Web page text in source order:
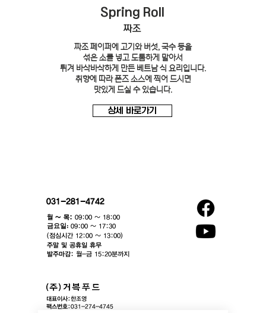
Spring Roll
짜조
짜조 페이퍼에 고기와 버섯, 국수 등을
섞은 소를 넣고 도톰하게 말아서
튀겨 바삭바삭하게 만든 베트남 식 요리입니다.
취향에 따라 폰즈 소스에 찍어 드시면
맛있게 드실 수 있습니다.
상세 바로가기
031-281-4742
월 ~ 목: 09:00 ~ 18:00
​금요일: 09:00 ~ 17:30
(점심시간 12:00 ~ 13:00)​
주말 및 공휴일 휴무
발주마감: 월-금 15:20분까지
대표이사:한조영
팩스번호:031-274-4745